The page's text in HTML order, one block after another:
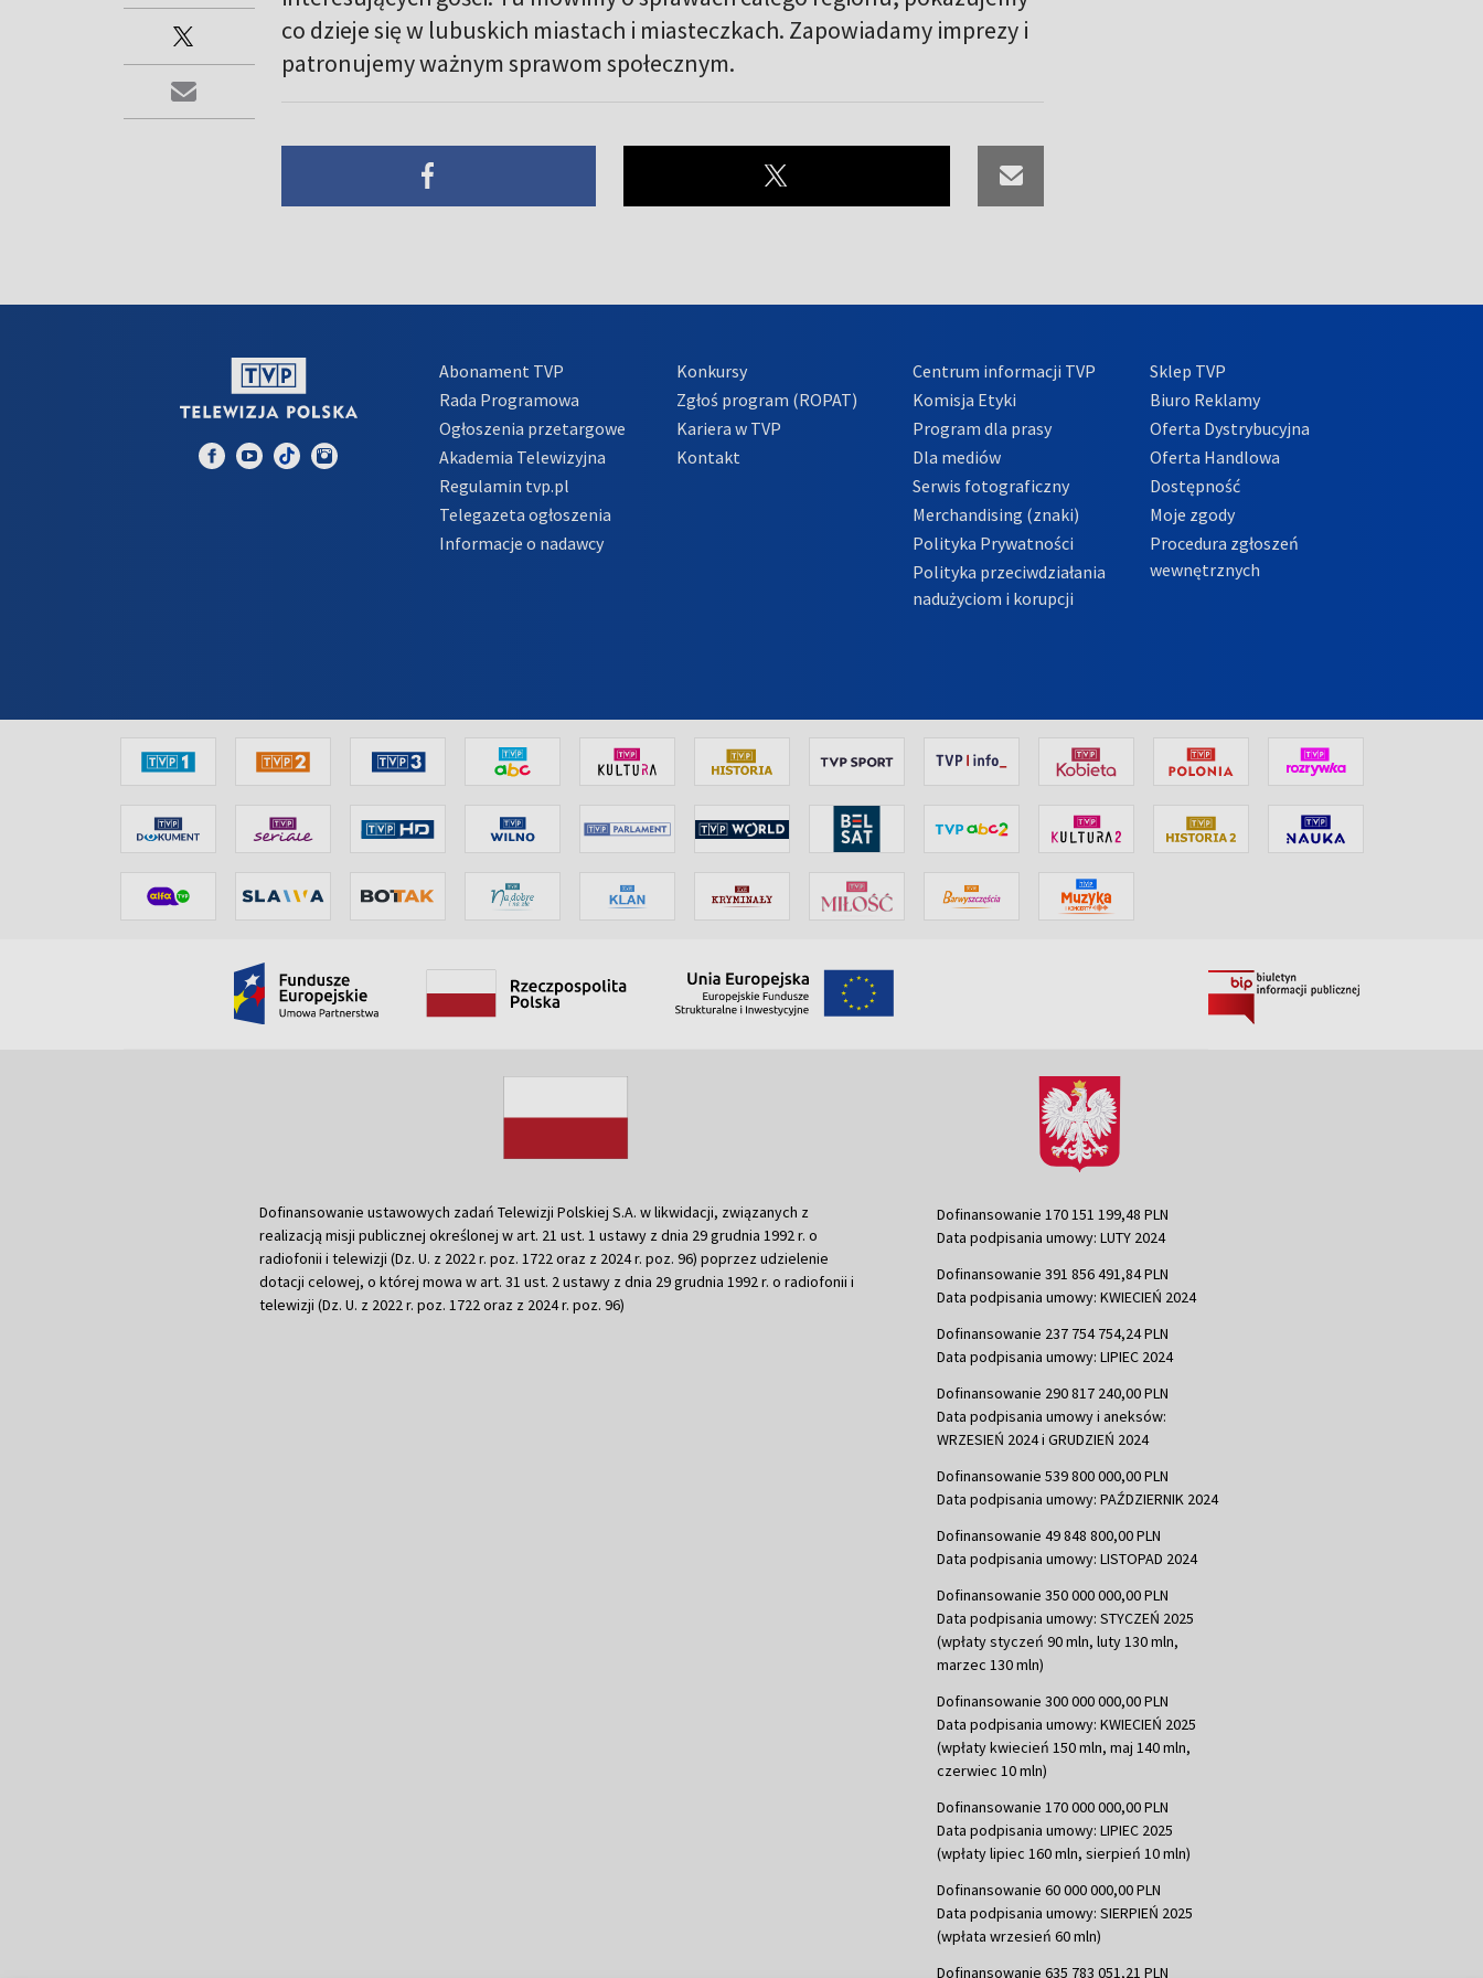
co dzieje się w lubuskich miastach i miasteczkach. Zapowiadamy imprezy i
patronujemy ważnym sprawom społecznym.
Abonament TVP
Rada Programowa
Ogłoszenia przetargowe
Akademia Telewizyjna
Regulamin tvp.pl
Telegazeta ogłoszenia
Informacje o nadawcy
Konkursy
Zgłoś program (ROPAT)
Kariera w TVP
Kontakt
Centrum informacji TVP
Komisja Etyki
Program dla prasy
Dla mediów
Serwis fotograficzny
Merchandising (znaki)
Polityka Prywatności
Polityka przeciwdziałania
nadużyciom i korupcji
Sklep TVP
Biuro Reklamy
Oferta Dystrybucyjna
Oferta Handlowa
Dostępność
Moje zgody
Procedura zgłoszeń
wewnętrznych
Dofinansowanie ustawowych zadań Telewizji Polskiej S.A. w likwidacji, związanych z
realizacją misji publicznej określonej w art. 21 ust. 1 ustawy z dnia 29 grudnia 1992 r. o
radiofonii i telewizji (Dz. U. z 2022 r. poz. 1722 oraz z 2024 r. poz. 96) poprzez udzielenie
dotacji celowej, o której mowa w art. 31 ust. 2 ustawy z dnia 29 grudnia 1992 r. o radiofonii i
telewizji (Dz. U. z 2022 r. poz. 1722 oraz z 2024 r. poz. 96)
Dofinansowanie 170 151 199,48 PLN
Data podpisania umowy: LUTY 2024
Dofinansowanie 391 856 491,84 PLN
Data podpisania umowy: KWIECIEŃ 2024
Dofinansowanie 237 754 754,24 PLN
Data podpisania umowy: LIPIEC 2024
Dofinansowanie 290 817 240,00 PLN
Data podpisania umowy i aneksów:
WRZESIEŃ 2024 i GRUDZIEŃ 2024
Dofinansowanie 539 800 000,00 PLN
Data podpisania umowy: PAŹDZIERNIK 2024
Dofinansowanie 49 848 800,00 PLN
Data podpisania umowy: LISTOPAD 2024
Dofinansowanie 350 000 000,00 PLN
Data podpisania umowy: STYCZEŃ 2025
(wpłaty styczeń 90 mln, luty 130 mln,
marzec 130 mln)
Dofinansowanie 300 000 000,00 PLN
Data podpisania umowy: KWIECIEŃ 2025
(wpłaty kwiecień 150 mln, maj 140 mln,
czerwiec 10 mln)
Dofinansowanie 170 000 000,00 PLN
Data podpisania umowy: LIPIEC 2025
(wpłaty lipiec 160 mln, sierpień 10 mln)
Dofinansowanie 60 000 000,00 PLN
Data podpisania umowy: SIERPIEŃ 2025
(wpłata wrzesień 60 mln)
Dofinansowanie 635 783 051,21 PLN